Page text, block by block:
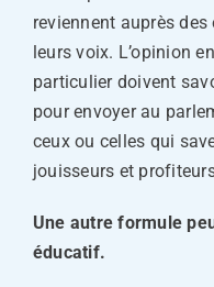
reviennent auprès
leurs voix. L’opinion
particulier doivent
pour envoyer au
ceux ou celles qui
jouisseurs et
Une autre formule
éducatif.